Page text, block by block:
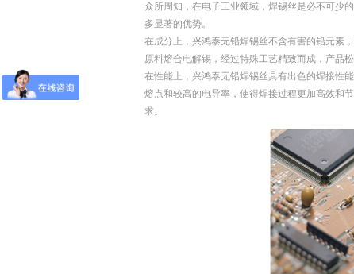
众所周知，在电子工业领域，焊锡丝是必不可少
多显著的优势。
在成分上，兴鸿泰无铅焊锡丝不含有害的铅元素
原料熔合电解锡，经过特殊工艺精致而成，产品
在性能上，兴鸿泰无铅焊锡丝具有出色的焊接性
熔点和较高的电导率，使得焊接过程更加高效和
求。